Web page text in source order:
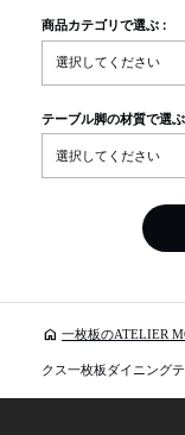
商品カテゴリで選ぶ :
テーブル脚の材質で選
home 一枚板のATELIER
クス一枚板ダイニング